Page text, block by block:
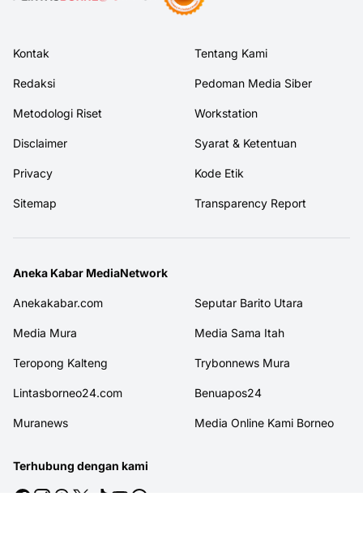
Kontak Tentang Kami
Redaksi Pedoman Media Siber
Metodologi Riset Workstation
Disclaimer Syarat & Ketentuan
Privacy Kode Etik
Sitemap Transparency Report
Aneka Kabar MediaNetwork
Anekakabar.com Seputar Barito Utara
Media Mura Media Sama Itah
Teropong Kalteng Trybonnews Mura
Lintasborneo24.com Benuapos24
Muranews Media Online Kami Borneo
Terhubung dengan kami